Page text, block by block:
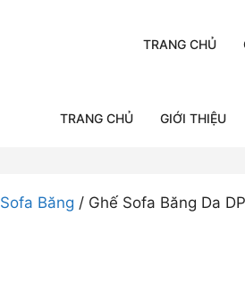
TRANG CHỦ
TRANG CHỦ GIỚI THIỆU
Sofa Băng / Ghế Sofa Băng Da